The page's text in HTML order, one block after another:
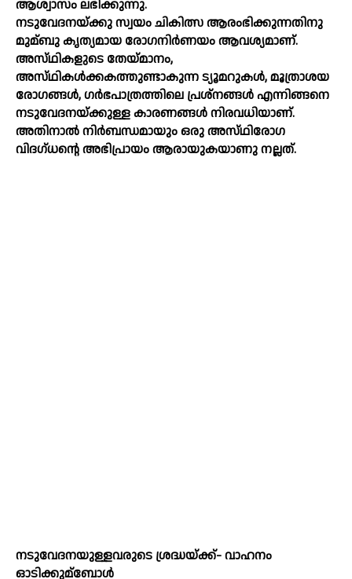
ആശ്വാസം ലഭിക്കുന്നു.
നടുവേദനയ്‌ക്കു സ്വയം ചികിത്സ ആരംഭിക്കുന്നതിനു
മുമ്ബു കൃത്യമായ രോഗനിര്‍ണയം ആവശ്യമാണ്‌.
അസ്‌ഥികളുടെ തേയ്‌മാനം,
അസ്‌ഥികള്‍ക്കകത്തുണ്ടാകുന്ന ട്യൂമറുകള്‍, മൂത്രാശയ
രോഗങ്ങള്‍, ഗര്‍ഭപാത്രത്തിലെ പ്രശ്‌നങ്ങള്‍ എന്നിങ്ങനെ
നടുവേദനയ്‌ക്കുള്ള കാരണങ്ങള്‍ നിരവധിയാണ്‌.
അതിനാല്‍ നിര്‍ബന്ധമായും ഒരു അസ്‌ഥിരോഗ
വിദഗ്‌ധന്റെ അഭിപ്രായം ആരായുകയാണു നല്ലത്‌.
നടുവേദനയുള്ളവരുടെ ശ്രദ്ധയ്‌ക്ക്- വാഹനം
ഓടിക്കുമ്ബോള്‍